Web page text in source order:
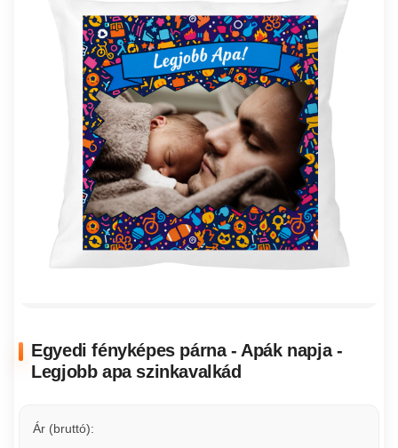
Egyedi fényképes párna - Apák napja -
Legjobb apa szinkavalkád
Ár (bruttó):